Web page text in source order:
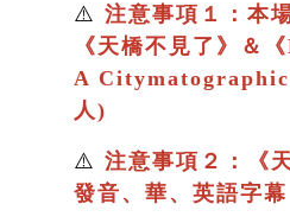
⚠️ 注意事項１：本
《天橋不見了 》＆ 《
A Citymatographic
人)
⚠️ 注意事項２： 《
發音、華、英語字幕